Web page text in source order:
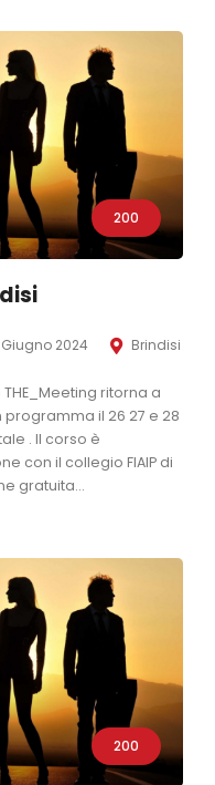
200
2024 Brindisi
ritorna a
il 26 27 e 28
. Il corso è
con il collegio FIAIP di
gratuita...
200